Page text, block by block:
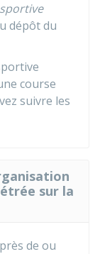
dépôt du
course
suivre les
sur la
de ou